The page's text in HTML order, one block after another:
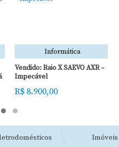
Informática
Vendido: Raio X SAEVO AXR –
Impecável
R$ 8.900,00
Imóveis